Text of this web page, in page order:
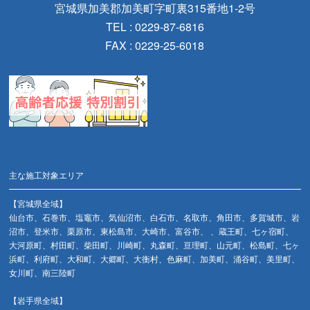
宮城県加美郡加美町字町裏315番地1-2号
TEL : 0229-87-6816
FAX : 0229-25-6018
主な施工対象エリア
【宮城県全域】
仙台市、石巻市、塩竈市、気仙沼市、白石市、名取市、角田市、多賀城市、岩
沼市、登米市、栗原市、東松島市、大崎市、富谷市、 、蔵王町、七ヶ宿町、
大河原町、村田町、柴田町、川崎町、丸森町、亘理町、山元町、松島町、七ヶ
浜町、利府町、大和町、大郷町、大衡村、色麻町、加美町、涌谷町、美里町、
女川町、南三陸町
【岩手県全域】